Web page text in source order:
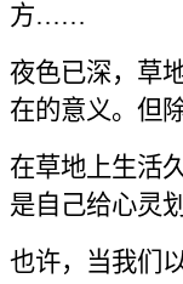
方……
夜色已深，草
在的意义。但
在草地上生活
是自己给心灵
也许，当我们